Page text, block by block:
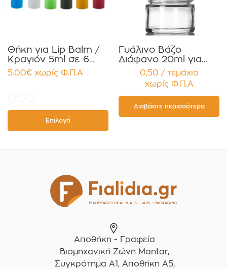
Θήκη για Lip Balm /
Κραγιόν 5ml σε 6
χρώματα Πακέτο
10τεμ.
5.00€ χωρίς Φ.Π.Α
Επιλογή
Γυάλινο Βάζο
Διάφανο 20ml για
Κρέμες και
Κηραλοιφές με
Μαύρο Γυαλιστερό
Καπάκι Παρέμβυσμα
Συσκευασία 12
τεμαχίων
0,50 / τεμάχιο
χωρίς Φ.Π.Α
Διαβάστε περισσότερα
Αποθήκη - Γραφεία
Βιομηχανική Ζώνη Mantar,
Συγκρότημα A1, Αποθήκη Α5,